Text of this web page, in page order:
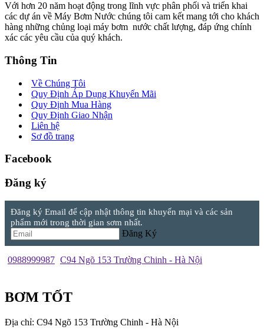
Với hơn 20 năm hoạt động trong lĩnh vực phân phối và triển khai
các dự án về Máy Bơm Nước chúng tôi cam kết mang tới cho khách
hàng những chủng loại máy bơm nước chất lượng, đáp ứng chính
xác các yêu cầu của quý khách.
Thông Tin
Về Chúng Tôi
Quy Định Áp Dụng Khuyến Mãi
Quy Định Mua Hàng
Quy Định Giao Nhận
Liên hệ
Sơ đồ trang
Facebook
Đăng ký
Đăng ký Email để cập nhật thông tin khuyến mại và các sản
phẩm mới trong thời gian sơm nhất.
Đăng Ký
0988999987 C94 Ngõ 153 Trường Chinh - Hà Nội
BƠM TỐT
Địa chỉ: C94 Ngõ 153 Trường Chinh - Hà Nội